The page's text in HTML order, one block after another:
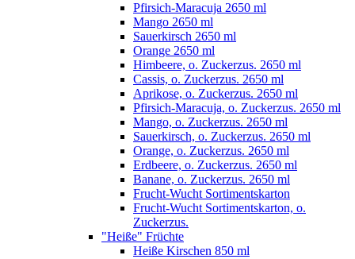
Pfirsich-Maracuja 2650 ml
Mango 2650 ml
Sauerkirsch 2650 ml
Orange 2650 ml
Himbeere, o. Zuckerzus. 2650 ml
Cassis, o. Zuckerzus. 2650 ml
Aprikose, o. Zuckerzus. 2650 ml
Pfirsich-Maracuja, o. Zuckerzus. 2650 ml
Mango, o. Zuckerzus. 2650 ml
Sauerkirsch, o. Zuckerzus. 2650 ml
Orange, o. Zuckerzus. 2650 ml
Erdbeere, o. Zuckerzus. 2650 ml
Banane, o. Zuckerzus. 2650 ml
Frucht-Wucht Sortimentskarton
Frucht-Wucht Sortimentskarton, o.
Zuckerzus.
"Heiße" Früchte
Heiße Kirschen 850 ml